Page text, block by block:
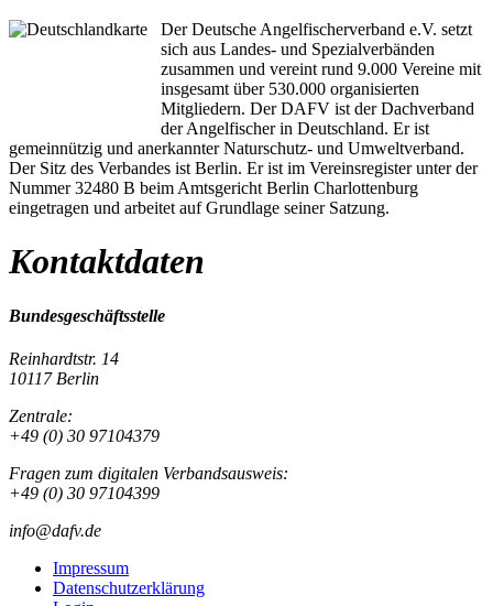
Der Deutsche Angelfischerverband e.V. setzt
sich aus Landes- und Spezialverbänden
zusammen und vereint rund 9.000 Vereine mit
insgesamt über 530.000 organisierten
Mitgliedern. Der DAFV ist der Dachverband
der Angelfischer in Deutschland. Er ist
gemeinnützig und anerkannter Naturschutz- und Umweltverband.
Der Sitz des Verbandes ist Berlin. Er ist im Vereinsregister unter der
Nummer 32480 B beim Amtsgericht Berlin Charlottenburg
eingetragen und arbeitet auf Grundlage seiner Satzung.
Kontaktdaten
Bundesgeschäftsstelle
Reinhardtstr. 14
10117 Berlin
Zentrale:
+49 (0) 30 97104379
Fragen zum digitalen Verbandsausweis:
+49 (0) 30 97104399
info@dafv.de
Impressum
Datenschutzerklärung